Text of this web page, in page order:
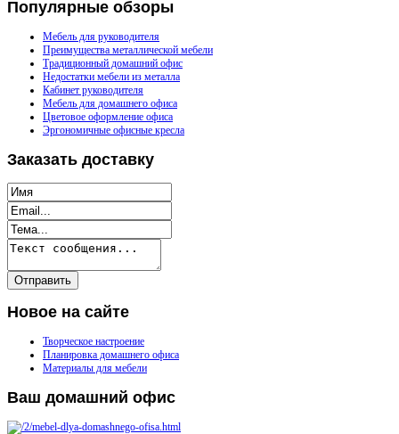
Популярные обзоры
Мебель для руководителя
Преимущества металлической мебели
Традиционный домашний офис
Недостатки мебели из металла
Кабинет руководителя
Мебель для домашнего офиса
Цветовое оформление офиса
Эргономичные офисные кресла
Заказать доставку
Новое на сайте
Творческое настроение
Планировка домашнего офиса
Материалы для мебели
Ваш домашний офис